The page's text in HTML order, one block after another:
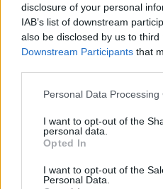
disclosure of your personal
IAB’s list of downstream
also be disclosed by us to third
Downstream Participants that
Please note that this website/
not limited to your visit or
grant or deny consent to
use your data for below
consent section.
Personal Data Processing
I want to opt-out of the
personal data.
Opted In
I want to opt-out of the
Personal Data.
Incendi, a San
l’inaugurazione
Andrea Mura
partecipazione per
Calangianus,
minori, Albieri: